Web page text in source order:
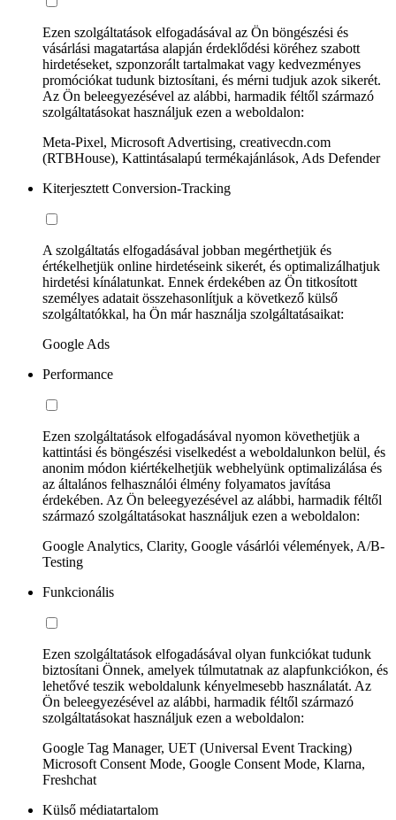
Ezen szolgáltatások elfogadásával az Ön böngészési és
vásárlási magatartása alapján érdeklődési köréhez szabott
hirdetéseket, szponzorált tartalmakat vagy kedvezményes
promóciókat tudunk biztosítani, és mérni tudjuk azok sikerét.
Az Ön beleegyezésével az alábbi, harmadik féltől származó
szolgáltatásokat használjuk ezen a weboldalon:
Meta-Pixel, Microsoft Advertising, creativecdn.com
(RTBHouse), Kattintásalapú termékajánlások, Ads Defender
Kiterjesztett Conversion-Tracking
A szolgáltatás elfogadásával jobban megérthetjük és
értékelhetjük online hirdetéseink sikerét, és optimalizálhatjuk
hirdetési kínálatunkat. Ennek érdekében az Ön titkosított
személyes adatait összehasonlítjuk a következő külső
szolgáltatókkal, ha Ön már használja szolgáltatásaikat:
Google Ads
Performance
Ezen szolgáltatások elfogadásával nyomon követhetjük a
kattintási és böngészési viselkedést a weboldalunkon belül, és
anonim módon kiértékelhetjük webhelyünk optimalizálása és
az általános felhasználói élmény folyamatos javítása
érdekében. Az Ön beleegyezésével az alábbi, harmadik féltől
származó szolgáltatásokat használjuk ezen a weboldalon:
Google Analytics, Clarity, Google vásárlói vélemények, A/B-
Testing
Funkcionális
Ezen szolgáltatások elfogadásával olyan funkciókat tudunk
biztosítani Önnek, amelyek túlmutatnak az alapfunkciókon, és
lehetővé teszik weboldalunk kényelmesebb használatát. Az
Ön beleegyezésével az alábbi, harmadik féltől származó
szolgáltatásokat használjuk ezen a weboldalon:
Google Tag Manager, UET (Universal Event Tracking)
Microsoft Consent Mode, Google Consent Mode, Klarna,
Freshchat
Külső médiatartalom